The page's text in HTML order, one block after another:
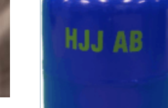
skillnad för allt ...